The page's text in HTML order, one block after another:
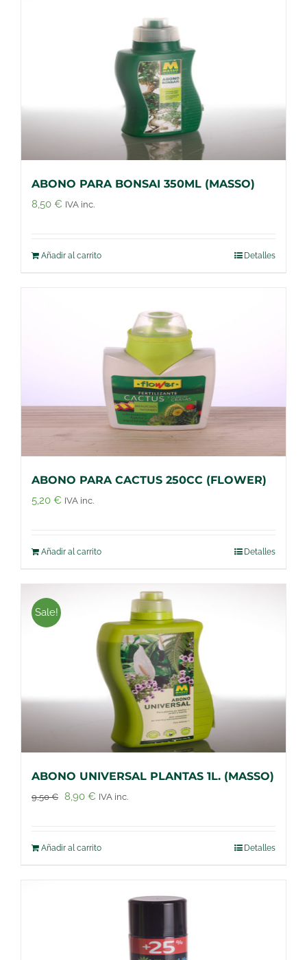
ABONO PARA BONSAI 350ML (MASSO)
8,50 € IVA inc.
Añadir al carrito Detalles
ABONO PARA CACTUS 250CC (FLOWER)
5,20 € IVA inc.
Añadir al carrito Detalles
Sale!
ABONO UNIVERSAL PLANTAS 1L. (MASSO)
9,50€ El
era:
8,90 € El
es:
IVA inc.
Añadir al carrito Detalles